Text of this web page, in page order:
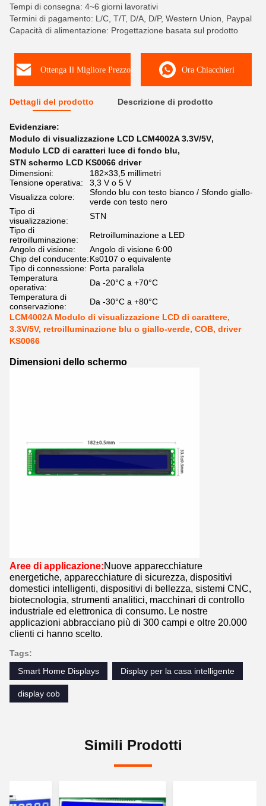
Tempi di consegna: 4~6 giorni lavorativi
Termini di pagamento: L/C, T/T, D/A, D/P, Western Union, Paypal
Capacità di alimentazione: Progettazione basata sul prodotto
Ottenga Il Migliore Prezzo Ora Chiacchieri
Dettagli del prodotto Descrizione di prodotto
Evidenziare:
Modulo di visualizzazione LCD LCM4002A 3.3V/5V,
Modulo LCD di caratteri luce di fondo blu,
STN schermo LCD KS0066 driver
Dimensioni:
182×33,5 millimetri
Tensione operativa:
3,3 V o 5 V
Visualizza colore:
Sfondo blu con testo bianco / Sfondo giallo-
verde con testo nero
Tipo di
visualizzazione:
STN
Tipo di
retroilluminazione:
Retroilluminazione a LED
Angolo di visione:
Angolo di visione 6:00
Chip del conducente:Ks0107 o equivalente
Tipo di connessione: Porta parallela
Temperatura
operativa:
Da -20°C a +70°C
Temperatura di
conservazione:
Da -30°C a +80°C
LCM4002A Modulo di visualizzazione LCD di carattere,
3.3V/5V, retroilluminazione blu o giallo-verde, COB, driver
KS0066
Dimensioni dello schermo
Aree di applicazione:Nuove apparecchiature
energetiche, apparecchiature di sicurezza, dispositivi
domestici intelligenti, dispositivi di bellezza, sistemi CNC,
biotecnologia, strumenti analitici, macchinari di controllo
industriale ed elettronica di consumo. Le nostre
applicazioni abbracciano più di 300 campi e oltre 20.000
clienti ci hanno scelto.
Tags:
Smart Home Displays
Display per la casa intelligente
display cob
Simili Prodotti